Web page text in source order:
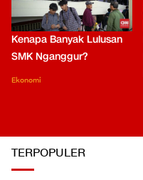
Kenapa Banyak Lulusan
SMK Nganggur?
Ekonomi
TERPOPULER